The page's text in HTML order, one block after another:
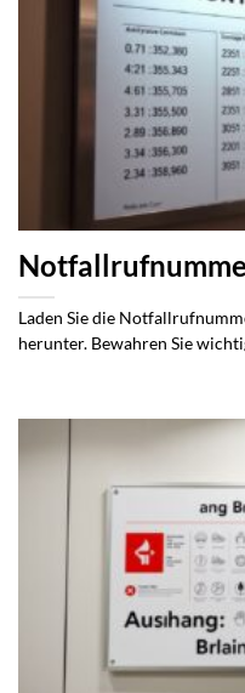
Laden Sie die
herunter. Bewahren Sie